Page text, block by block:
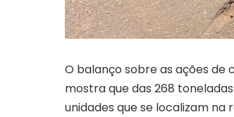
O balanço sobre as ações
mostra que das 268
unidades que se localizam na